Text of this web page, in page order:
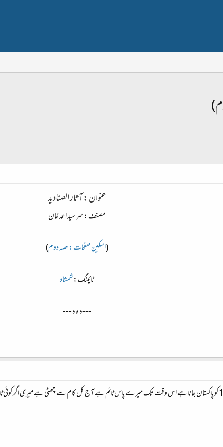
عنوان :آثار الصنادید
مصنف :سر سید احمد خان
(اسکین صفحات : حصہ دوم)​
ٹائپنگ :شمشاد
---ہ ہ ہ ---​
یہ کام ہو چکا یا ابھی ہونا باقی ہے میں نے 10 یا 11 کو پاکستان جانا ہے اس وقت تک میرے پاس ٹائم ہے آج کل کام سے